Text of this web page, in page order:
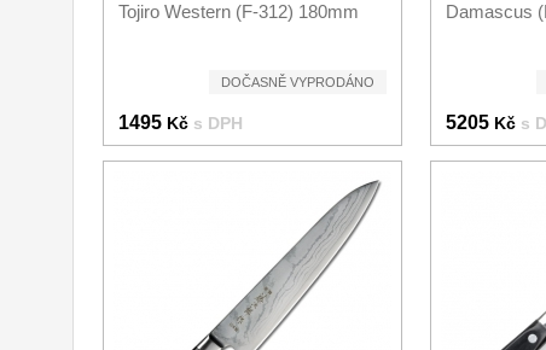
Tojiro Western (F-312) 180mm
DOČASNĚ VYPRODÁNO
1495 Kč s DPH
Damascus
5205 Kč s